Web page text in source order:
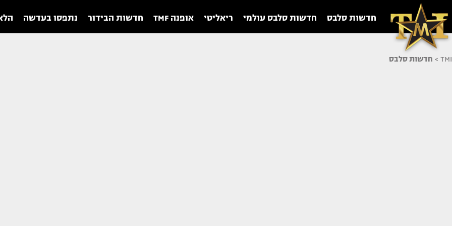
חדשות סלבס חדשות סלבס עולמי ריאליטי אופנה TMF חדשות הבידור נתפסו בעדשה
TMI
> חדשות סלבס